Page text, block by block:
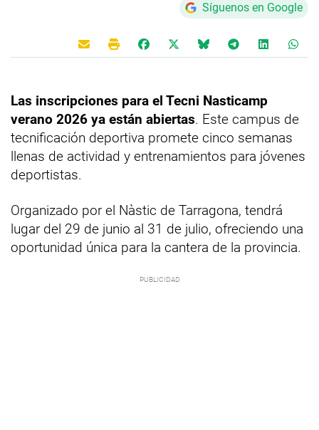
Síguenos en Google
Las inscripciones para el Tecni Nasticamp
verano 2026 ya están abiertas. Este campus de
tecnificación deportiva promete cinco semanas
llenas de actividad y entrenamientos para jóvenes
deportistas.
Organizado por el Nàstic de Tarragona, tendrá
lugar del 29 de junio al 31 de julio, ofreciendo una
oportunidad única para la cantera de la provincia.